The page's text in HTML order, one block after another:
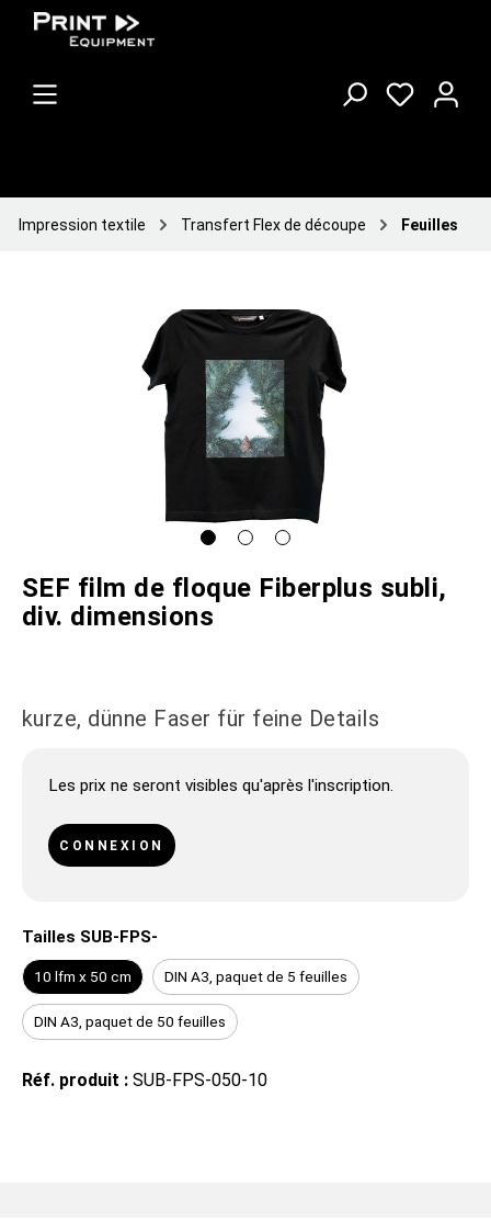
Impression textile Transfert Flex de découpe Feuilles
SEF film de floque Fiberplus subli,
div. dimensions
kurze, dünne Faser für feine Details
Les prix ne seront visibles qu'après l'inscription.
CONNEXION
Tailles SUB-FPS-
10 lfm x 50 cm DIN A3, paquet de 5 feuilles
DIN A3, paquet de 50 feuilles
Réf. produit : SUB-FPS-050-10